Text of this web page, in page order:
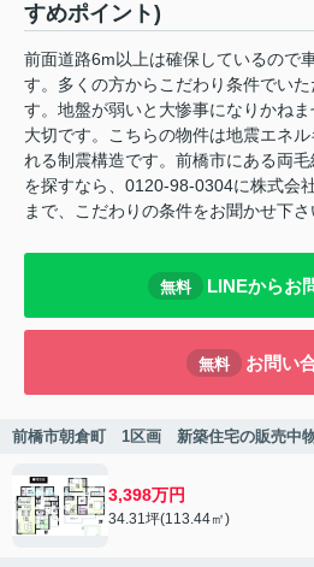
すめポイント)
前面道路6m以上は確保しているので
す。多くの方からこだわり条件でい
す。地盤が弱いと大惨事になりかね
大切です。こちらの物件は地震エネ
れる制震構造です。前橋市にある両
を探すなら、0120-98-0304に株式会
まで、こだわりの条件をお聞かせ下さ
無料 LINEからお
無料 お問い
前橋市朝倉町 1区画 新築住宅の販売中
3,398万円
34.31坪(113.44㎡)